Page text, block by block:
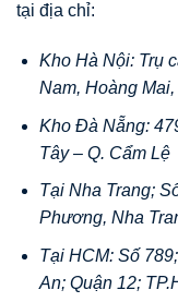
tại địa chỉ:
Kho Hà Nội: Trụ
Nam, Hoàng
Kho Đà Nẵng:
Tây – Q. Cẩm Lệ
Tại Nha Trang;
Phương, Nha
Tại HCM: Số
An; Quận 12;